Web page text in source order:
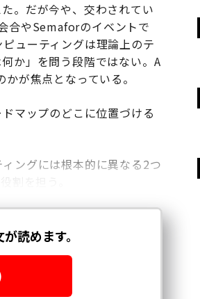
。だが今や、交わされてい
合やSemaforのイベントで
ューティングは理論上のテ
か」を問う段階ではない。A
が焦点となっている。
マップのどこに位置づける
ングには根本的に異なる2つ